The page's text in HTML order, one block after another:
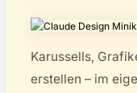
Karussells,
erstellen – im